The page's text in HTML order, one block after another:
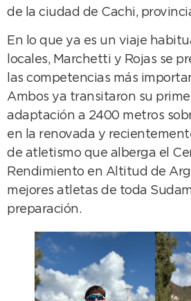
de la ciudad de Cachi,
En lo que ya es un viaje
locales, Marchetti y Rojas se
las competencias más
Ambos ya transitaron su
adaptación a 2400 metros
en la renovada y
de atletismo que alberga el
Rendimiento en Altitud de
mejores atletas de toda
preparación.